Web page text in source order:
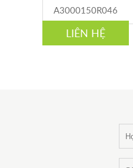
A3000150R046
LIÊN HỆ